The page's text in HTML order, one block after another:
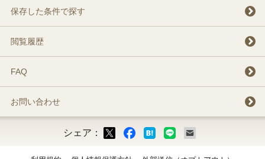
保存した条件で探す
閲覧履歴
FAQ
お問い合わせ
シェア：